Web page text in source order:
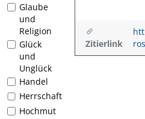
Glaube
und
Religion
Glück
und
Unglück
Handel
Herrschaft
Hochmut
Zitierlink